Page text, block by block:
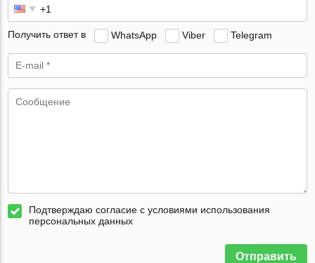
Получить ответ в WhatsApp Viber Telegram
Подтверждаю согласие с условиями использования
персональных данных
Отправить